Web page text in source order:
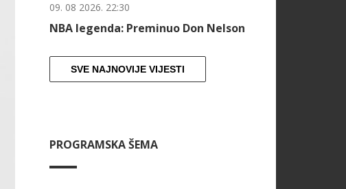
09. 08 2026. 22:30
NBA legenda: Preminuo Don Nelson
SVE NAJNOVIJE VIJESTI
PROGRAMSKA ŠEMA